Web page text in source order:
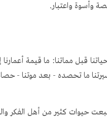
وأسوة واعتبار.
مماتنا: ما قيمة أعمارنا
ما تحصده - بعد موتنا -
حيوات كثير من أهل الفكر